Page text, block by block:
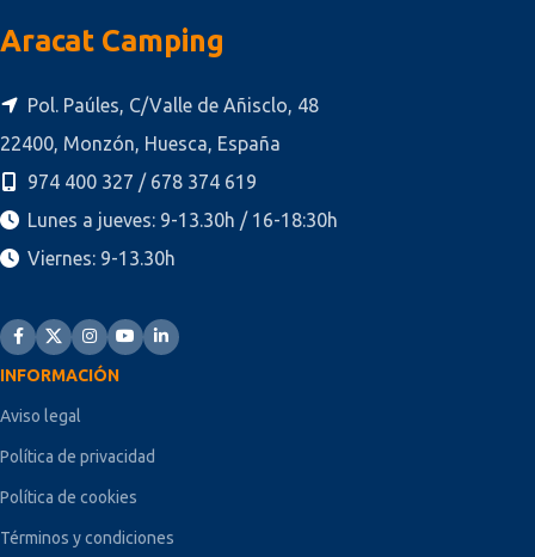
Aracat Camping
Pol. Paúles, C/Valle de Añisclo, 48
22400, Monzón, Huesca, España
974 400 327 / 678 374 619
Lunes a jueves: 9-13.30h / 16-18:30h
Viernes: 9-13.30h
INFORMACIÓN
Aviso legal
Política de privacidad
Política de cookies
Términos y condiciones